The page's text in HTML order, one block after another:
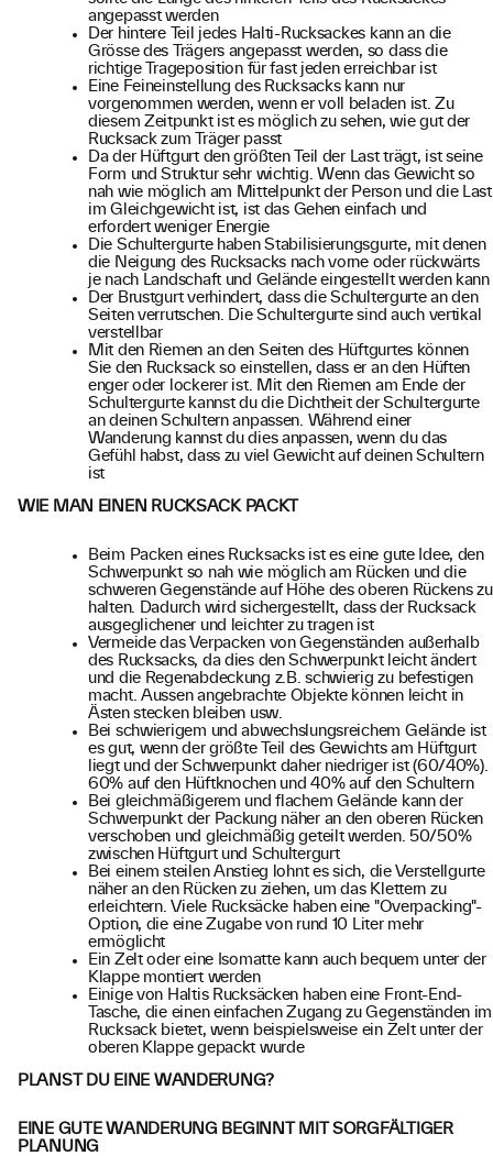
angepasst werden
Der hintere Teil jedes Halti-Rucksackes kann an die
Grösse des Trägers angepasst werden, so dass die
richtige Trageposition für fast jeden erreichbar ist
Eine Feineinstellung des Rucksacks kann nur
vorgenommen werden, wenn er voll beladen ist. Zu
diesem Zeitpunkt ist es möglich zu sehen, wie gut der
Rucksack zum Träger passt
Da der Hüftgurt den größten Teil der Last trägt, ist seine
Form und Struktur sehr wichtig. Wenn das Gewicht so
nah wie möglich am Mittelpunkt der Person und die Last
im Gleichgewicht ist, ist das Gehen einfach und
erfordert weniger Energie
Die Schultergurte haben Stabilisierungsgurte, mit denen
die Neigung des Rucksacks nach vorne oder rückwärts
je nach Landschaft und Gelände eingestellt werden kann
Der Brustgurt verhindert, dass die Schultergurte an den
Seiten verrutschen. Die Schultergurte sind auch vertikal
verstellbar
Mit den Riemen an den Seiten des Hüftgurtes können
Sie den Rucksack so einstellen, dass er an den Hüften
enger oder lockerer ist. Mit den Riemen am Ende der
Schultergurte kannst du die Dichtheit der Schultergurte
an deinen Schultern anpassen. Während einer
Wanderung kannst du dies anpassen, wenn du das
Gefühl habst, dass zu viel Gewicht auf deinen Schultern
ist
WIE MAN EINEN RUCKSACK PACKT
Beim Packen eines Rucksacks ist es eine gute Idee, den
Schwerpunkt so nah wie möglich am Rücken und die
schweren Gegenstände auf Höhe des oberen Rückens zu
halten. Dadurch wird sichergestellt, dass der Rucksack
ausgeglichener und leichter zu tragen ist
Vermeide das Verpacken von Gegenständen außerhalb
des Rucksacks, da dies den Schwerpunkt leicht ändert
und die Regenabdeckung z.B. schwierig zu befestigen
macht. Aussen angebrachte Objekte können leicht in
Ästen stecken bleiben usw.
Bei schwierigem und abwechslungsreichem Gelände ist
es gut, wenn der größte Teil des Gewichts am Hüftgurt
liegt und der Schwerpunkt daher niedriger ist (60/40%).
60% auf den Hüftknochen und 40% auf den Schultern
Bei gleichmäßigerem und flachem Gelände kann der
Schwerpunkt der Packung näher an den oberen Rücken
verschoben und gleichmäßig geteilt werden. 50/50%
zwischen Hüftgurt und Schultergurt
Bei einem steilen Anstieg lohnt es sich, die Verstellgurte
näher an den Rücken zu ziehen, um das Klettern zu
erleichtern. Viele Rucksäcke haben eine "Overpacking"-
Option, die eine Zugabe von rund 10 Liter mehr
ermöglicht
Ein Zelt oder eine Isomatte kann auch bequem unter der
Klappe montiert werden
Einige von Haltis Rucksäcken haben eine Front-End-
Tasche, die einen einfachen Zugang zu Gegenständen im
Rucksack bietet, wenn beispielsweise ein Zelt unter der
oberen Klappe gepackt wurde
PLANST DU EINE WANDERUNG?
EINE GUTE WANDERUNG BEGINNT MIT SORGFÄLTIGER
PLANUNG